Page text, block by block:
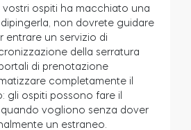
vostri ospiti ha macchiato una
non dovrete guidare
entrare un servizio di
della serratura
di prenotazione
completamente il
gli ospiti possono fare il
vogliono senza dover
un estraneo.